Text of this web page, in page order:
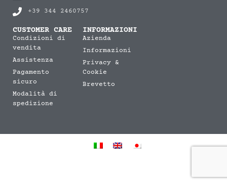
+39 344 2460757
CUSTOMER CARE
Condizioni di
vendita
Assistenza
Pagamento
sicuro
Modalità di
spedizione
INFORMAZIONI
Azienda
Informazioni
Privacy &
Cookie
Brevetto